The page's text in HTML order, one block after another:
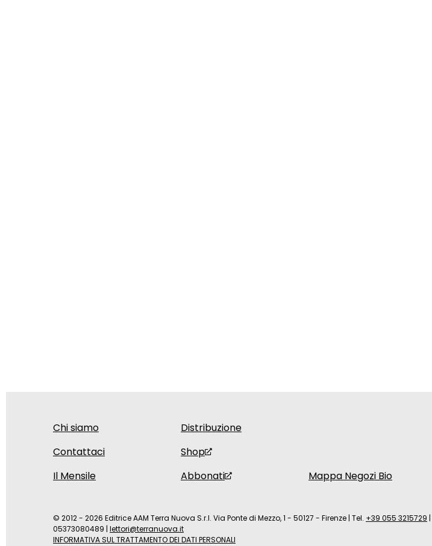
Chi siamo
Contattaci
Il Mensile
Distribuzione
Shop
Abbonati
Mappa Negozi Bio
© 2012 - 2026 Editrice AAM Terra Nuova S.r.l. Via Ponte di Mezzo, 1 - 50127 - Firenze | Tel. +39 055 3215729 |
05373080489 | lettori@terranuova.it
INFORMATIVA SUL TRATTAMENTO DEI DATI PERSONALI